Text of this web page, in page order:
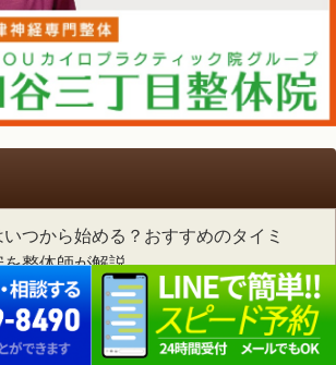
つから始める？おすすめのタイミ
整体師が解説
係ある？実は足元のバランスが腰
しれません